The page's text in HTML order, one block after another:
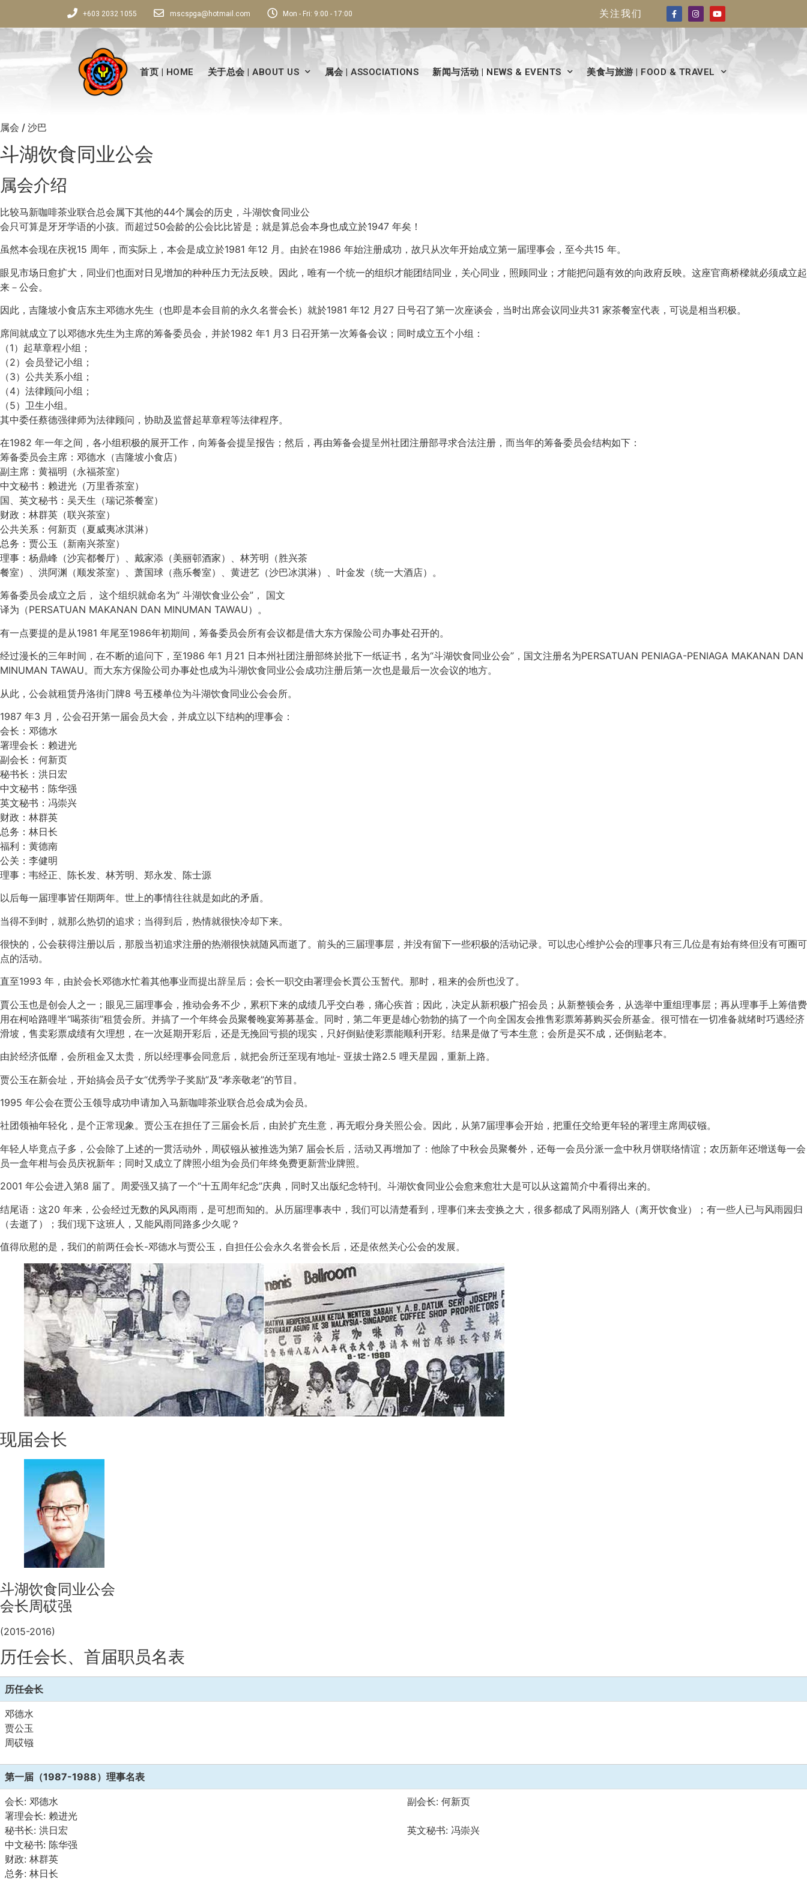
+603 2032 1055 mscspga@hotmail.com Mon - Fri: 9:00 - 17:00 关注我们
首页 | HOME 关于总会 | ABOUT US 属会 | ASSOCIATIONS 新闻与活动 | NEWS & EVENTS 美食与旅游 | FOOD & TRAVEL
属会 / 沙巴
斗湖饮食同业公会
属会介绍
比较马新咖啡茶业联合总会属下其他的44个属会的历史，斗湖饮食同业公
会只可算是牙牙学语的小孩。而超过50会龄的公会比比皆是；就是算总会本身也成立於1947 年矣！
虽然本会现在庆祝15 周年，而实际上，本会是成立於1981 年12 月。由於在1986 年始注册成功，故只从次年开始成立第一届理事会，至今共15 年。
眼见市场日愈扩大，同业们也面对日见增加的种种压力无法反映。因此，唯有一个统一的组织才能团结同业，关心同业，照顾同业；才能把问题有效的向政府反映。这座官商桥樑就必须成立起
来－公会。
因此，吉隆坡小食店东主邓德水先生（也即是本会目前的永久名誉会长）就於1981 年12 月27 日号召了第一次座谈会，当时出席会议同业共31 家茶餐室代表，可说是相当积极。
席间就成立了以邓德水先生为主席的筹备委员会，并於1982 年1 月3 日召开第一次筹备会议；同时成立五个小组：
（1）起草章程小组；
（2）会员登记小组；
（3）公共关系小组；
（4）法律顾问小组；
（5）卫生小组。
其中委任蔡德强律师为法律顾问，协助及监督起草章程等法律程序。
在1982 年一年之间，各小组积极的展开工作，向筹备会提呈报告；然后，再由筹备会提呈州社团注册部寻求合法注册，而当年的筹备委员会结构如下：
筹备委员会主席：邓德水（吉隆坡小食店）
副主席：黄福明（永福茶室）
中文秘书：赖进光（万里香茶室）
国、英文秘书：吴天生（瑞记茶餐室）
财政：林群英（联兴茶室）
公共关系：何新页（夏威夷冰淇淋）
总务：贾公玉（新南兴茶室）
理事：杨鼎峰（沙宾都餐厅）、戴家添（美丽邨酒家）、林芳明（胜兴茶
餐室）、洪阿渊（顺发茶室）、萧国球（燕乐餐室）、黄进艺（沙巴冰淇淋）、叶金发（统一大酒店）。
筹备委员会成立之后， 这个组织就命名为“ 斗湖饮食业公会”， 国文
译为（PERSATUAN MAKANAN DAN MINUMAN TAWAU）。
有一点要提的是从1981 年尾至1986年初期间，筹备委员会所有会议都是借大东方保险公司办事处召开的。
经过漫长的三年时间，在不断的追问下，至1986 年1 月21 日本州社团注册部终於批下一纸证书，名为“斗湖饮食同业公会”，国文注册名为PERSATUAN PENIAGA-PENIAGA MAKANAN DAN
MINUMAN TAWAU。而大东方保险公司办事处也成为斗湖饮食同业公会成功注册后第一次也是最后一次会议的地方。
从此，公会就租赁丹洛街门牌8 号五楼单位为斗湖饮食同业公会会所。
1987 年3 月，公会召开第一届会员大会，并成立以下结构的理事会：
会长：邓德水
署理会长：赖进光
副会长：何新页
秘书长：洪日宏
中文秘书：陈华强
英文秘书：冯崇兴
财政：林群英
总务：林日长
福利：黄德南
公关：李健明
理事：韦经正、陈长发、林芳明、郑永发、陈士源
以后每一届理事皆任期两年。世上的事情往往就是如此的矛盾。
当得不到时，就那么热切的追求；当得到后，热情就很快冷却下来。
很快的，公会获得注册以后，那股当初追求注册的热潮很快就随风而逝了。前头的三届理事层，并没有留下一些积极的活动记录。可以忠心维护公会的理事只有三几位是有始有终但没有可圈可
点的活动。
直至1993 年，由於会长邓德水忙着其他事业而提出辞呈后；会长一职交由署理会长賈公玉暂代。那时，租来的会所也没了。
賈公玉也是创会人之一；眼见三届理事会，推动会务不少，累积下来的成绩几乎交白卷，痛心疾首；因此，决定从新积极广招会员；从新整顿会务，从选举中重组理事层；再从理事手上筹借费
用在柯哈路哩半“喝茶街”租赁会所。并搞了一个年终会员聚餐晚宴筹募基金。同时，第二年更是雄心勃勃的搞了一个向全国友会推售彩票筹募购买会所基金。很可惜在一切准备就绪时巧遇经济
滑坡，售卖彩票成绩有欠理想，在一次延期开彩后，还是无挽回亏损的现实，只好倒贴使彩票能顺利开彩。结果是做了亏本生意；会所是买不成，还倒贴老本。
由於经济低靡，会所租金又太贵，所以经理事会同意后，就把会所迁至现有地址- 亚拔士路2.5 哩天星园，重新上路。
贾公玉在新会址，开始搞会员子女“优秀学子奖励”及“孝亲敬老”的节目。
1995 年公会在贾公玉领导成功申请加入马新咖啡茶业联合总会成为会员。
社团领袖年轻化，是个正常现象。贾公玉在担任了三届会长后，由於扩充生意，再无暇分身关照公会。因此，从第7届理事会开始，把重任交给更年轻的署理主席周砹镪。
年轻人毕竟点子多，公会除了上述的一贯活动外，周砹镪从被推选为第7 届会长后，活动又再增加了：他除了中秋会员聚餐外，还每一会员分派一盒中秋月饼联络情谊；农历新年还增送每一会
员一盒年柑与会员庆祝新年；同时又成立了牌照小组为会员们年终免费更新营业牌照。
2001 年公会进入第8 届了。周爱强又搞了一个“十五周年纪念”庆典，同时又出版纪念特刊。斗湖饮食同业公会愈来愈壮大是可以从这篇简介中看得出来的。
结尾语：这20 年来，公会经过无数的风风雨雨，是可想而知的。从历届理事表中，我们可以清楚看到，理事们来去变换之大，很多都成了风雨别路人（离开饮食业）；有一些人已与风雨园归
（去逝了）；我们现下这班人，又能风雨同路多少久呢？
值得欣慰的是，我们的前两任会长-邓德水与贾公玉，自担任公会永久名誉会长后，还是依然关心公会的发展。
现届会长
斗湖饮食同业公会
会长周砹强
(2015-2016)
历任会长、首届职员名表
历任会长
邓德水
贾公玉
周砹镪
第一届（1987-1988）理事名表
会长: 邓德水
署理会长: 赖进光
秘书长: 洪日宏
中文秘书: 陈华强
财政: 林群英
总务: 林日长
副会长: 何新页
英文秘书: 冯崇兴